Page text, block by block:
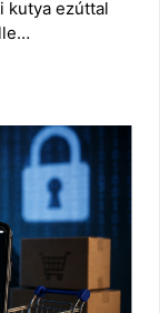
kutya ezúttal